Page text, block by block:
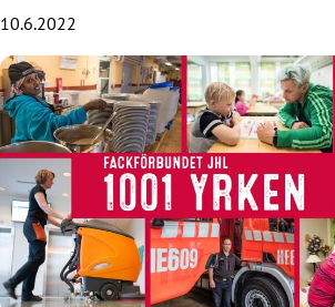
10.6.2022